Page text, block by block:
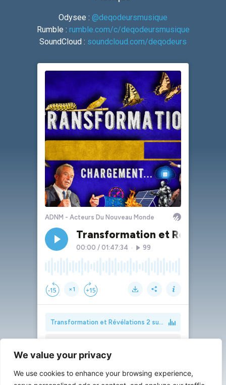
We value your privacy
We use cookies to enhance your browsing experience,
Odysee : @deqodeursmusique
Rumble : rumble.com/c/deqodeursmusique
SoundCloud : soundcloud.com/deqodeurs